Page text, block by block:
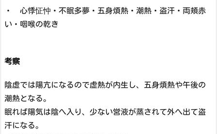
・ 心悸怔忡・不眠多夢・五身煩熱・潮熱・盗汗・両頬赤
い・咽喉の乾き
考察
陰虚では陽亢になるので虚熱が内生し、五身煩熱や午後の
潮熱となる。
眠れば陽気は陰へ入り、少ない営液が蒸されて外へ出て盗
汗になる。